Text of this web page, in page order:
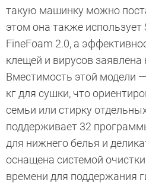
такую машинку можно
этом она также использует
FineFoam 2.0, а
клещей и вирусов заявлена
Вместимость этой модели —
кг для сушки, что
семьи или стирку
поддерживает 32
для нижнего белья и
оснащена системой
времени для поддержания